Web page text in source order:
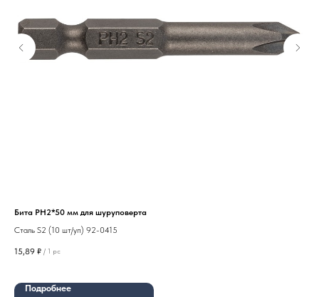
Бита PH2*50 мм для шуруповерта
Сталь S2 (10 шт/уп) 92-0415
15,89 ₽ / 1 pc
Подробнее